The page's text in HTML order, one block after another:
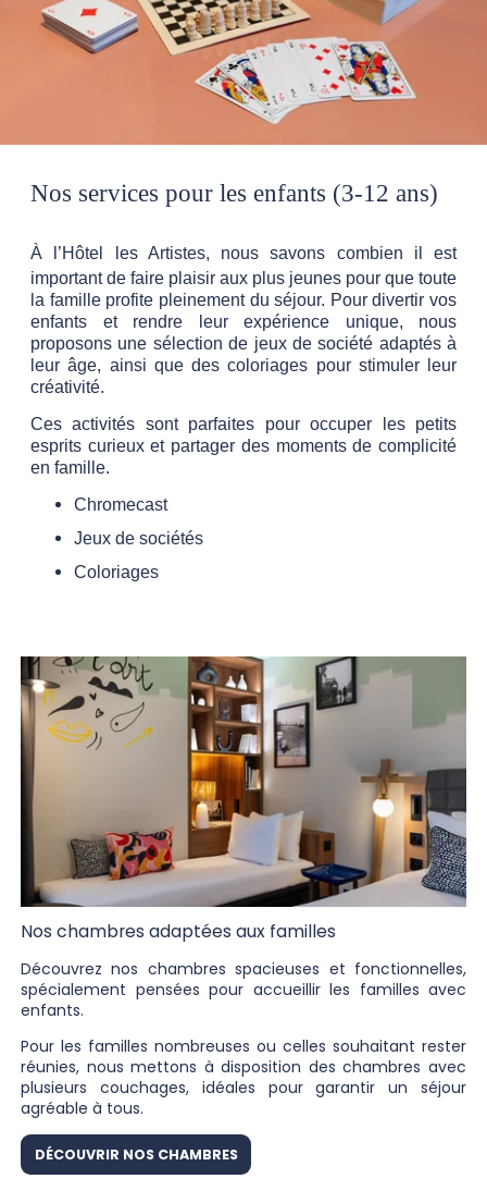
Nos services pour les enfants (3-12 ans)
À l’Hôtel les Artistes, nous savons combien il est
important de faire plaisir aux plus jeunes pour que toute
la famille profite pleinement du séjour. Pour divertir vos
enfants et rendre leur expérience unique, nous
proposons une sélection de jeux de société adaptés à
leur âge, ainsi que des coloriages pour stimuler leur
créativité.
Ces activités sont parfaites pour occuper les petits
esprits curieux et partager des moments de complicité
en famille.
Chromecast
Jeux de sociétés
Coloriages
Nos chambres adaptées aux familles
Découvrez nos chambres spacieuses et fonctionnelles,
spécialement pensées pour accueillir les familles avec
enfants.
Pour les familles nombreuses ou celles souhaitant rester
réunies, nous mettons à disposition des chambres avec
plusieurs couchages, idéales pour garantir un séjour
agréable à tous.
DÉCOUVRIR NOS CHAMBRES